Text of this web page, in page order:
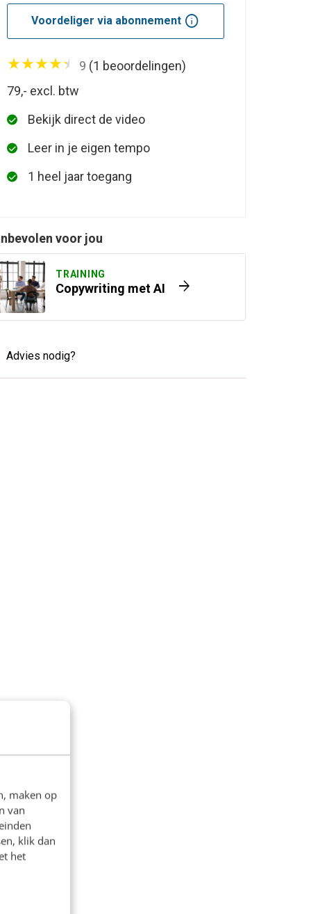
maken op
van
klik dan
het
Voordeliger via abonnement info
9 (1 beoordelingen)
79,- excl. btw
Bekijk direct de video
Leer in je eigen tempo
1 heel jaar toegang
voor jou
TRAINING
Copywriting met AI arrow_forward
Advies nodig?